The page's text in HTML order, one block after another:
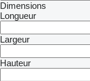
Dimensions
Longueur
Largeur
Hauteur